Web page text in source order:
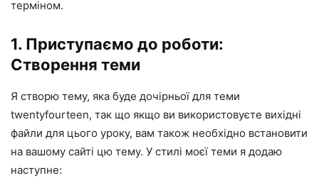
терміном.
1. Приступаємо до роботи:
Створення теми
Я створю тему, яка буде дочірньої для теми
twentyfourteen, так що якщо ви використовуєте вихідні
файли для цього уроку, вам також необхідно встановити
на вашому сайті цю тему. У стилі моєї теми я додаю
наступне: